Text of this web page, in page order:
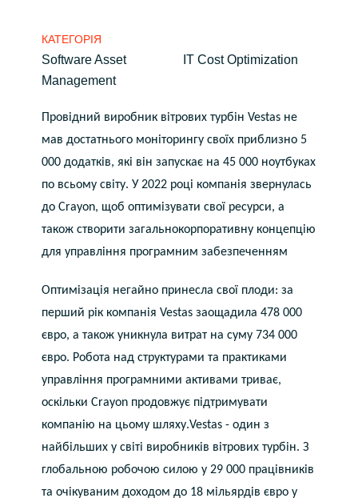
Bulgaria
Denmark
Estonia
Finland
Germany
Hungary
India
Indonesia
Кампанії
Про нас
About us
Зв'яжіться з нами
Команда Crayon
КАТЕГОРІЯ
Software Asset
Management
IT Cost Optimization
Провідний виробник вітрових турбін Vestas не
мав достатнього моніторингу своїх приблизно 5
000 додатків, які він запускає на 45 000 ноутбуках
по всьому світу. У 2022 році компанія звернулась
до Crayon, щоб оптимізувати свої ресурси, а
також створити загальнокорпоративну концепцію
для управління програмним забезпеченням
Оптимізація негайно принесла свої плоди: за
перший рік компанія Vestas заощадила 478 000
євро, а також уникнула витрат на суму 734 000
євро. Робота над структурами та практиками
управління програмними активами триває,
оскільки Crayon продовжує підтримувати
компанію на цьому шляху.Vestas - один з
найбільших у світі виробників вітрових турбін. З
глобальною робочою силою у 29 000 працівників
та очікуваним доходом до 18 мільярдів євро у